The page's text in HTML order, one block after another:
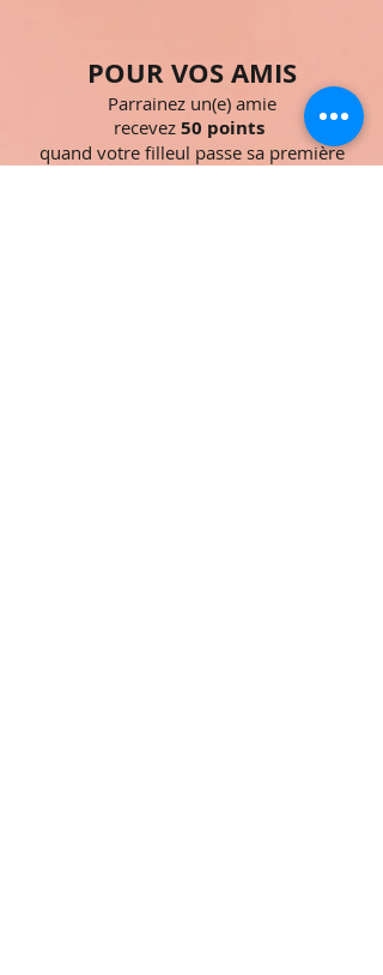
POUR VOS AMIS
Parrainez un(e) amie
recevez 50 points
quand votre filleul passe sa première